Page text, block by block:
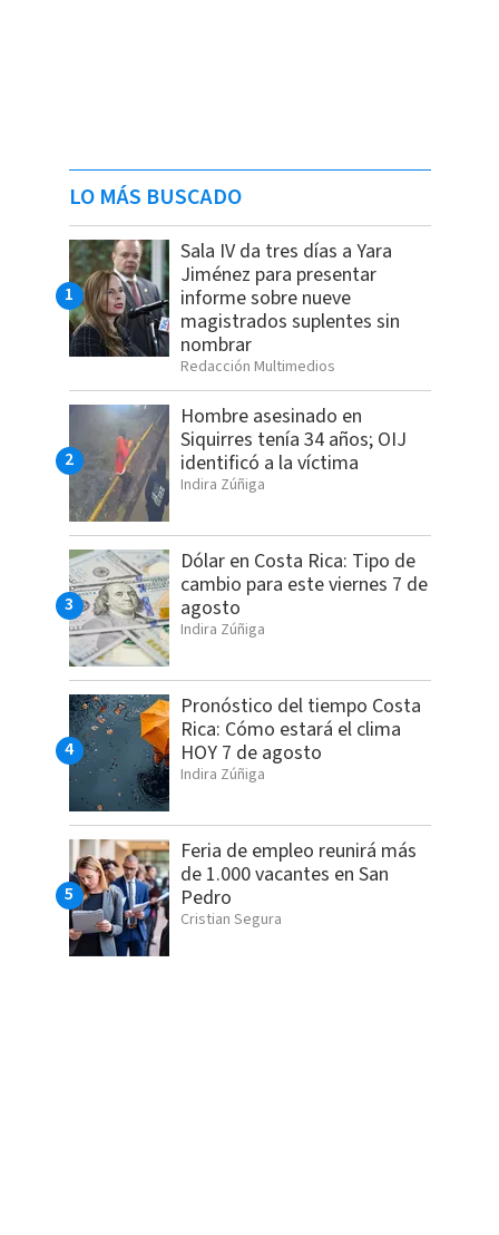
LO MÁS BUSCADO
Sala IV da tres días a Yara
Jiménez para presentar
informe sobre nueve
magistrados suplentes sin
nombrar
Redacción Multimedios
Hombre asesinado en
Siquirres tenía 34 años; OIJ
identificó a la víctima
Indira Zúñiga
Dólar en Costa Rica: Tipo de
cambio para este viernes 7 de
agosto
Indira Zúñiga
Pronóstico del tiempo Costa
Rica: Cómo estará el clima
HOY 7 de agosto
Indira Zúñiga
Feria de empleo reunirá más
de 1.000 vacantes en San
Pedro
Cristian Segura